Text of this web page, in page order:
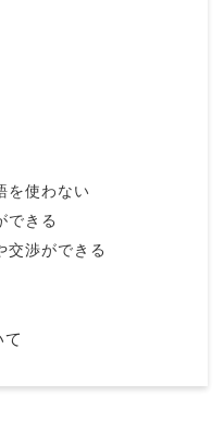
を使わない
できる
交渉ができる